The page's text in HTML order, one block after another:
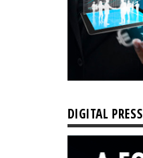
DIGITAL PRESS